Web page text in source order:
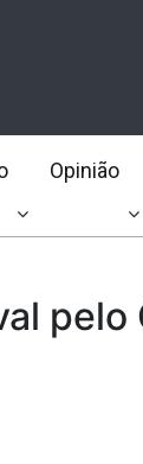
Opinião